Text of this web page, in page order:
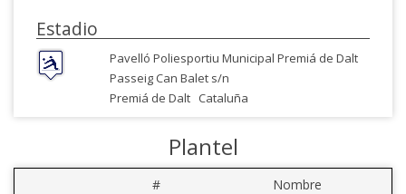
Estadio
Pavelló Poliesportiu Municipal Premiá de Dalt
Passeig Can Balet s/n
Premiá de Dalt Cataluña
Plantel
# Nombre